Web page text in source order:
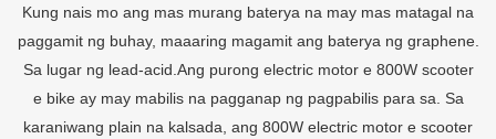
Kung nais mo ang mas murang baterya na may mas matagal na
paggamit ng buhay, maaaring magamit ang baterya ng graphene.
Sa lugar ng lead-acid.Ang purong electric motor e 800W scooter
e bike ay may mabilis na pagganap ng pagpabilis para sa. Sa
karaniwang plain na kalsada, ang 800W electric motor e scooter